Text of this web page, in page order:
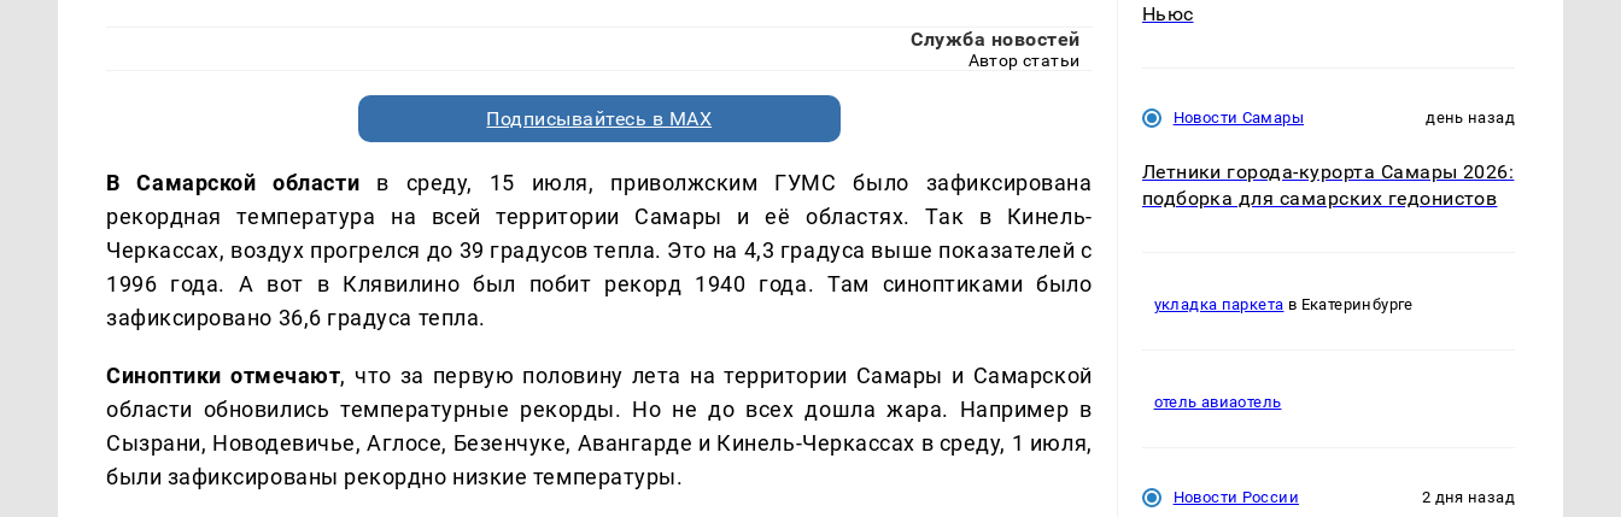
Служба новостей
Автор статьи
Подписывайтесь в MAX
В Самарской области в среду, 15 июля, приволжским ГУМС было зафиксирована
рекордная температура на всей территории Самары и её областях. Так в Кинель-
Черкассах, воздух прогрелся до 39 градусов тепла. Это на 4,3 градуса выше показателей с
1996 года. А вот в Клявилино был побит рекорд 1940 года. Там синоптиками было
зафиксировано 36,6 градуса тепла.
Синоптики отмечают, что за первую половину лета на территории Самары и Самарской
области обновились температурные рекорды. Но не до всех дошла жара. Например в
Сызрани, Новодевичье, Аглосе, Безенчуке, Авангарде и Кинель-Черкассах в среду, 1 июля,
были зафиксированы рекордно низкие температуры.
Ньюс
Новости Самары день назад
Летники города-курорта Самары 2026:
подборка для самарских гедонистов
укладка паркета в Екатеринбурге
отель авиаотель
Новости России 2 дня назад